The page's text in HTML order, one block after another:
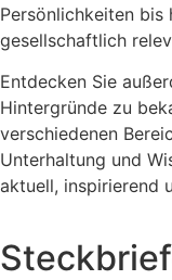
Persönlichkeiten bis
gesellschaftlich
Entdecken Sie
Hintergründe zu
verschiedenen
Unterhaltung und
aktuell, inspirierend